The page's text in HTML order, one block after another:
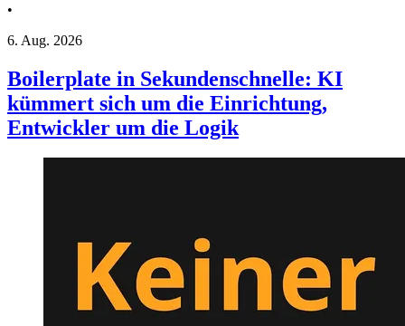
•
6. Aug. 2026
Boilerplate in Sekundenschnelle: KI
kümmert sich um die Einrichtung,
Entwickler um die Logik